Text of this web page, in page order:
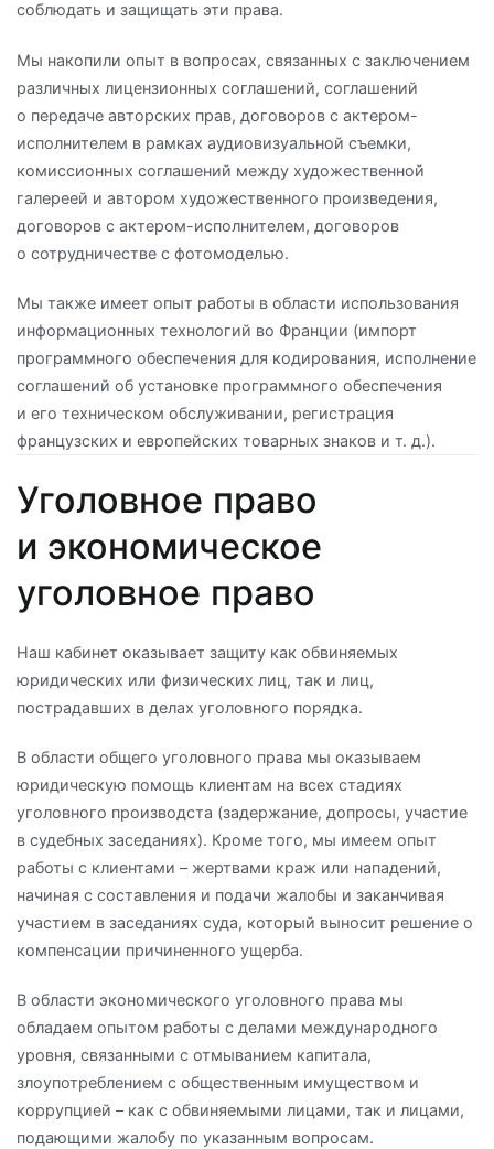
соблюдать и защищать эти права.
Мы накопили опыт в вопросах, связанных с заключением
различных лицензионных соглашений, соглашений
о передаче авторских прав, договоров с актером-
исполнителем в рамках аудиовизуальной съемки,
комиссионных соглашений между художественной
галереей и автором художественного произведения,
договоров с актером-исполнителем, договоров
о сотрудничестве с фотомоделью.
Мы также имеет опыт работы в области использования
информационных технологий во Франции (импорт
программного обеспечения для кодирования, исполнение
соглашений об установке программного обеспечения
и его техническом обслуживании, регистрация
французских и европейских товарных знаков и т. д.).
Уголовное право
и экономическое
уголовное право
Наш кабинет оказывает защиту как обвиняемых
юридических или физических лиц, так и лиц,
пострадавших в делах уголовного порядка.
В области общего уголовного права мы оказываем
юридическую помощь клиентам на всех стадиях
уголовного производста (задержание, допросы, участие
в судебных заседаниях). Кроме того, мы имеем опыт
работы с клиентами – жертвами краж или нападений,
начиная с составления и подачи жалобы и заканчивая
участием в заседаниях суда, который выносит решение о
компенсации причиненного ущерба.
В области экономического уголовного права мы
обладаем опытом работы с делами международного
уровня, связанными с отмыванием капитала,
злоупотреблением с общественным имуществом и
коррупцией – как с обвиняемыми лицами, так и лицами,
подающими жалобу по указанным вопросам.